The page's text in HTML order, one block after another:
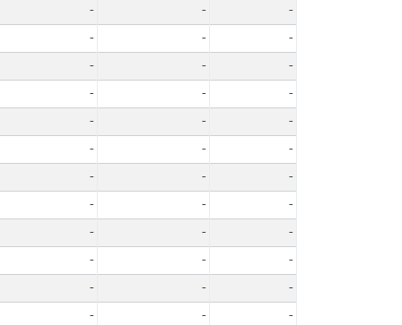
- -
-
- -
-
- -
-
- -
-
- -
-
- -
-
- -
-
- -
-
- -
-
- -
-
- -
-
- - -